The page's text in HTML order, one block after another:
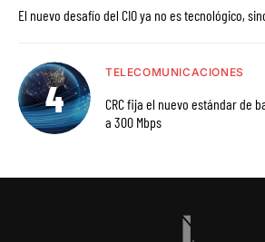
El nuevo desafío del CIO ya no es tecnológico,
TELECOMUNICACIONES
CRC fija el nuevo estándar de
a 300 Mbps